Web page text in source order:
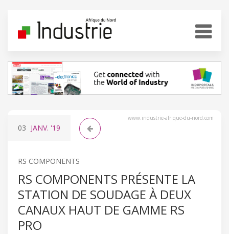
www.industrie-afrique-du-nord.com
03 JANV. '19
RS COMPONENTS
RS COMPONENTS PRÉSENTE LA
STATION DE SOUDAGE À DEUX
CANAUX HAUT DE GAMME RS
PRO